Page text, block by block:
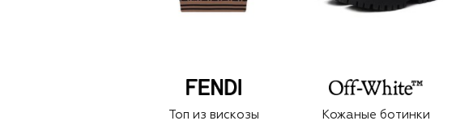
Топ из вискозы
Кожаные ботинки